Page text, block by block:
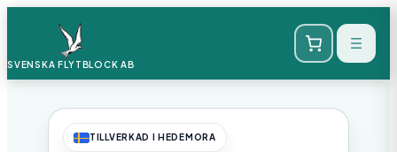
SVENSKA FLYTBLOCK AB
TILLVERKAD I HEDEMORA